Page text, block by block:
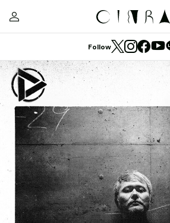
Follow